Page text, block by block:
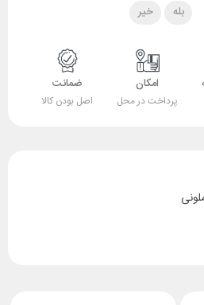
بله خیر
امکان
پرداخت در محل
ضمانت
اصل بودن کالا